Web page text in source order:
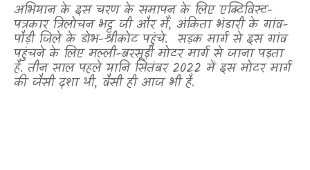
अभियान के इस चरण के समापन के लिए एक्टिविस्ट-
पत्रकार त्रिलोचन भट्ट जी और मैं, अंकिता भंडारी के गांव-
पौड़ी जिले के डोभ-श्रीकोट पहुंचे. सड़क मार्ग से इस गांव
पहुंचने के लिए मल्ली-बरसूड़ी मोटर मार्ग से जाना पड़ता
है. तीन साल पहले यानि सितंबर 2022 में इस मोटर मार्ग
की जैसी दशा थी, वैसी ही आज भी है.